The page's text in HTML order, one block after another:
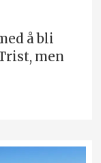
å bli
men